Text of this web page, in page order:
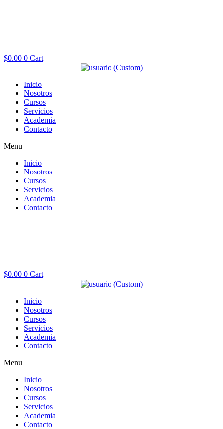
$0.00 0 Cart
Inicio
Nosotros
Cursos
Servicios
Academia
Contacto
Menu
Inicio
Nosotros
Cursos
Servicios
Academia
Contacto
$0.00 0 Cart
Inicio
Nosotros
Cursos
Servicios
Academia
Contacto
Menu
Inicio
Nosotros
Cursos
Servicios
Academia
Contacto